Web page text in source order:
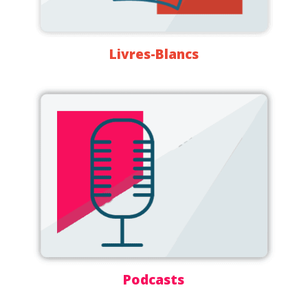
Livres-Blancs
Podcasts